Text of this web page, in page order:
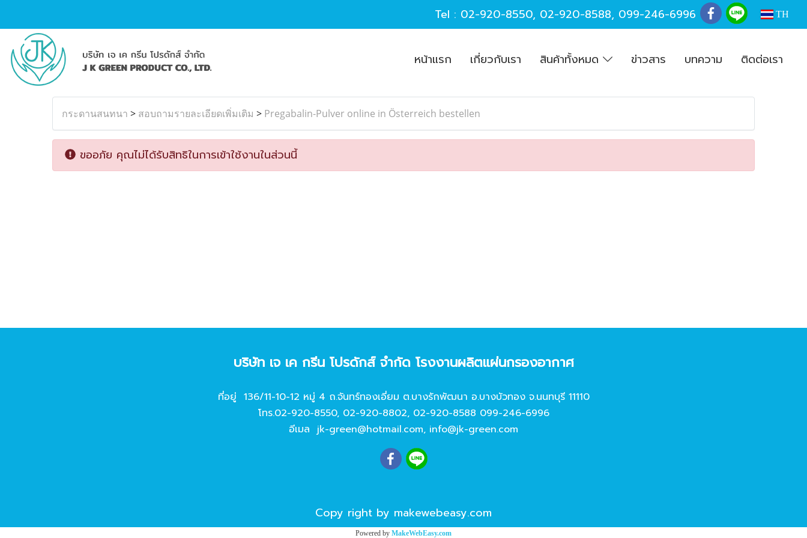
Tel : 02-920-8550, 02-920-8588, 099-246-6996 TH
หน้าแรก เกี่ยวกับเรา สินค้าทั้งหมด ข่าวสาร บทความ ติดต่อเรา
กระดานสนทนา > สอบถามรายละเอียดเพิ่มเติม > Pregabalin-Pulver online in Österreich bestellen
ขออภัย คุณไม่ได้รับสิทธิในการเข้าใช้งานในส่วนนี้
บริษัท เจ เค กรีน โปรดักส์ จํากัด โรงงานผลิตแผ่นกรองอากาศ
ที่อยู่ 136/11-10-12 หมู่ 4 ถ.จันทร์ทองเอี่ยม ต.บางรักพัฒนา อ.บางบัวทอง จ.นนทบุรี 11110
โทร.02-920-8550, 02-920-8802, 02-920-8588 099-246-6996
อีเมล jk-green@hotmail.com, info@jk-green.com
Copy right by makewebeasy.com
Powered by MakeWebEasy.com